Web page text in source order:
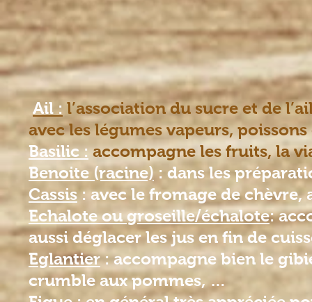
Ail : l’association du sucre et de
avec les légumes vapeurs,
Basilic :accompagne les fruits, la
Benoite (racine) : dans les
Cassis: avec le fromage de chèvre,
Echalote ou groseille/échalote:
aussi déglacer les jus en fin de
Eglantier: accompagne bien le
crumble aux pommes, …